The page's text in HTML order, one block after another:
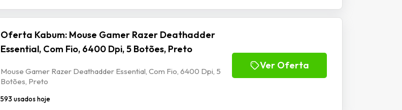
Oferta Kabum: Mouse Gamer Razer Deathadder
Essential, Com Fio, 6400 Dpi, 5 Botões, Preto
Mouse Gamer Razer Deathadder Essential, Com Fio, 6400 Dpi, 5
Botões, Preto
593 usados hoje
Ver Oferta